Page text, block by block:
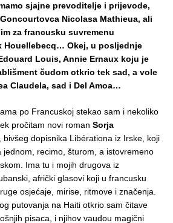
sjajne prevoditelje i prijevode,
Nicolasa Mathieua, ali
za francusku suvremenu
Houellebecq… Okej, u posljednje
Louis, Annie Ernaux koju je
čudom otkrio tek sad, a vole
Claudela, sad i Del Amoa…
po Francuskoj stekao sam i nekoliko
pročitam novi roman Sorja
bivšeg dopisnika Libérationa iz Irske, koji
jednom, recimo, šturom, a istovremeno
Ima tu i mojih drugova iz
afrički glasovi koji u francusku
osjećaje, mirise, ritmove i značenja.
putovanja na Haiti otkrio sam čitave
pisaca, i njihov vaudou magični